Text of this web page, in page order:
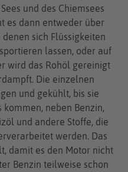
und des Chiemsees
es dann entweder über
sich Flüssigkeiten
lassen, oder auf
wird das Rohöl gereinigt
Die einzelnen
und gekühlt, bis sie
neben Benzin,
und andere Stoffe, die
werden. Das
damit es den Motor nicht
Benzin teilweise schon